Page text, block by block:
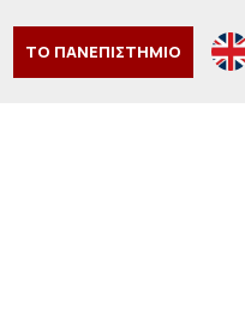
ΤΟ ΠΑΝΕΠΙΣΤΗΜΙΟ